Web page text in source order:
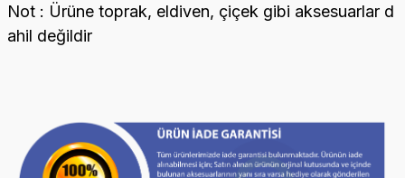
Not : Ürüne toprak, eldiven, çiçek gibi aksesuarlar d
ahil değildir